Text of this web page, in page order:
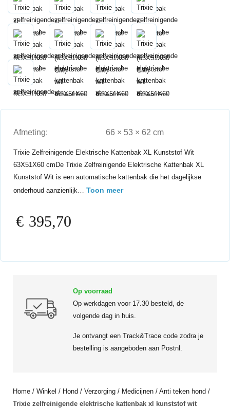
Afmeting: 66 × 53 × 62 cm
Trixie Zelfreinigende Elektrische Kattenbak XL Kunststof Wit
63X51X60 cmDe Trixie Zelfreinigende Elektrische Kattenbak XL
Kunststof Wit is een automatische kattenbak die het dagelijkse
onderhoud aanzienlijk… Toon meer
€ 395,70
Op voorraad
Op werkdagen voor 17.30 besteld, de
volgende dag in huis.
Je ontvangt een Track&Trace code zodra je
bestelling is aangeboden aan Postnl.
Home / Winkel / Hond / Verzorging / Medicijnen / Anti teken hond /
Trixie zelfreinigende elektrische kattenbak xl kunststof wit